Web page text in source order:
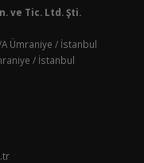
ve Tic. Ltd. Şti.
Ümraniye / İstanbul
/ İstanbul